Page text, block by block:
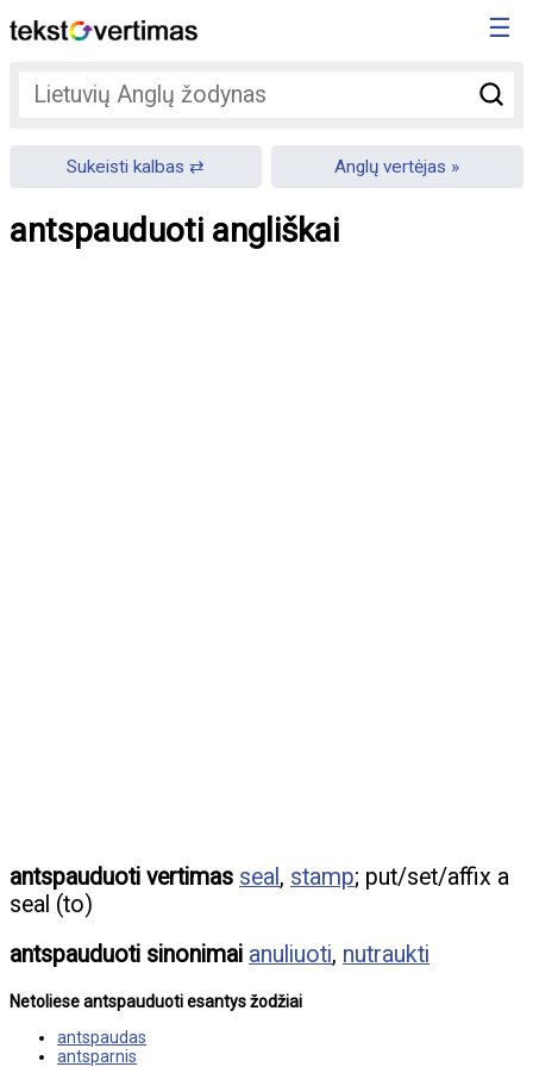
☰
Sukeisti kalbas Anglų vertėjas
antspauduoti angliškai
antspauduoti vertimas seal , stamp; put/set/affix a
seal (to)
antspauduoti sinonimai anuliuoti, nutraukti
Netoliese antspauduoti esantys žodžiai
antspaudas
antsparnis